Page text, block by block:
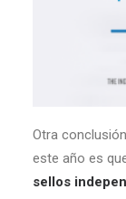
Otra
este año es
sellos